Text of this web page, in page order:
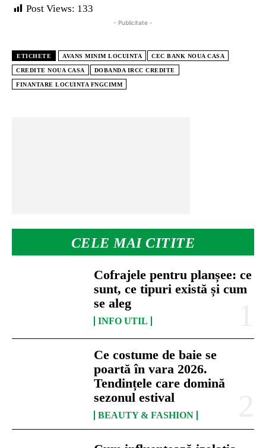
CELE MAI CITITE
Cofrajele pentru planșee: ce
sunt, ce tipuri există și cum
se aleg
INFO UTIL
Ce costume de baie se
poartă în vara 2026.
Tendințele care domină
sezonul estival
BEAUTY & FASHION
Post Views: 133
- Publicitate -
ETICHETE AVANS MINIM LOCUINTA CEC BANK NOUA CASA
CREDITE NOUA CASA DOBANDA IRCC CREDITE
FINANTARE LOCUINTA FNGCIMM